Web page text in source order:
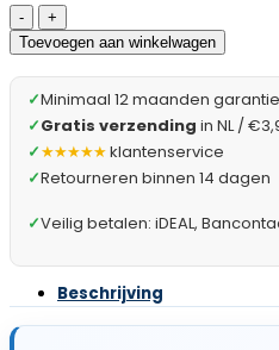
Garden
of
Lichtsnoer
voor
Binnen
of
op
Multicolour
-
Toevoegen aan winkelwagen
✓Minimaal 12 maanden garantie
✓Gratis verzending in NL /
✓★★★★★klantenservice
✓Retourneren binnen 14 dagen
✓Veilig betalen: iDEAL,
Beschrijving